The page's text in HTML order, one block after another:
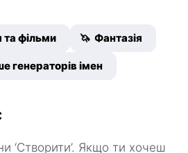
та фільми 🦄 Фантазія
генераторів імен
‘Створити’. Якщо ти хочеш